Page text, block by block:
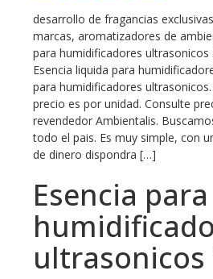
desarrollo de fragancias
marcas, aromatizadores de
para humidificadores ultrasonicos
Esencia liquida para
para humidificadores
precio es por unidad. Consulte
revendedor Ambientalis.
todo el pais. Es muy simple, con
de dinero dispondra […]
Esencia para